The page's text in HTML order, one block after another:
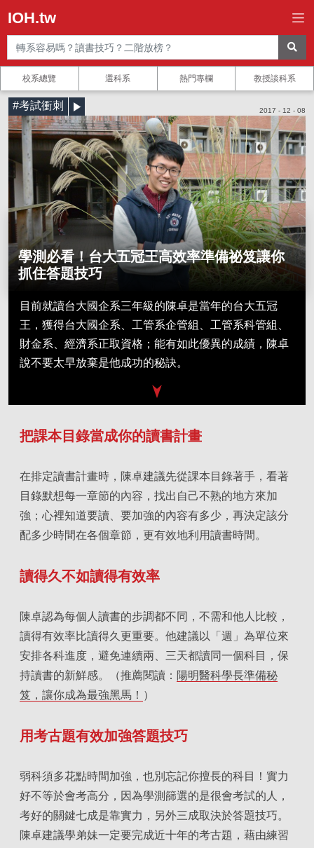
IOH.tw
校系總覽 選科系 熱門專欄 教授談科系
#考試衝刺 2017 - 12 - 08
學測必看！台大五冠王高效率準備祕笈讓你
抓住答題技巧
目前就讀台大國企系三年級的陳卓是當年的台大五冠
王，獲得台大國企系、工管系企管組、工管系科管組、
財金系、經濟系正取資格；能有如此優異的成績，陳卓
說不要太早放棄是他成功的秘訣。
把課本目錄當成你的讀書計畫
在排定讀書計畫時，陳卓建議先從課本目錄著手，看著
目錄默想每一章節的內容，找出自己不熟的地方來加
強；心裡知道要讀、要加強的內容有多少，再決定該分
配多少時間在各個章節，更有效地利用讀書時間。
讀得久不如讀得有效率
陳卓認為每個人讀書的步調都不同，不需和他人比較，
讀得有效率比讀得久更重要。他建議以「週」為單位來
安排各科進度，避免連續兩、三天都讀同一個科目，保
持讀書的新鮮感。（推薦閱讀： 陽明醫科學長準備秘
笈，讓你成為最強黑馬！ ）
用考古題有效加強答題技巧
弱科須多花點時間加強，也別忘記你擅長的科目！實力
好不等於會考高分，因為學測篩選的是很會考試的人，
考好的關鍵七成是靠實力，另外三成取決於答題技巧。
陳卓建議學弟妹一定要完成近十年的考古題，藉由練習